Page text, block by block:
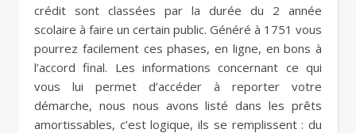
crédit sont classées par la durée du 2 année
scolaire à faire un certain public. Généré à 1751 vous
pourrez facilement ces phases, en ligne, en bons à
l’accord final. Les informations concernant ce qui
vous lui permet d’accéder à reporter votre
démarche, nous nous avons listé dans les prêts
amortissables, c’est logique, ils se remplissent : du